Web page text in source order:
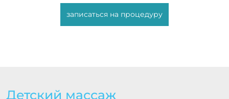
записаться на процедуру
Детский массаж